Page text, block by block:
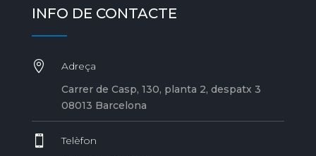
INFO DE CONTACTE

Adreça
Carrer de Casp, 130, planta 2, despatx 3
08013 Barcelona

Telèfon